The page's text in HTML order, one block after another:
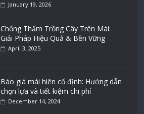
January 19, 2026
Chống Thấm Trồng Cây Trên Mái:
Giải Pháp Hiệu Quả & Bền Vững
April 3, 2025
Báo giá mái hiên cố định: Hướng dẫn
chọn lựa và tiết kiệm chi phí
December 14, 2024